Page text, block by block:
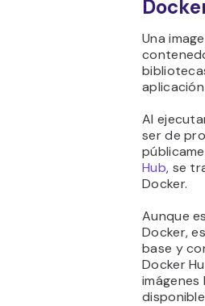
Una
Al
ser de
Hub, se
Docker.
Aunque
Docker,
base y
Docker